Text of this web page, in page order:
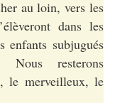
au loin, vers les
dans les
enfants subjugués
Nous resterons
le merveilleux, le